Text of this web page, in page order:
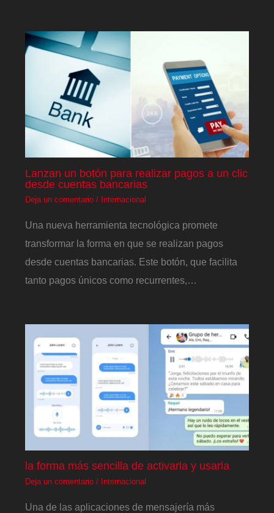
Lanzan un botón para realizar pagos a un clic
desde cuentas bancarias
Deja un comentario / Internacional
Una nueva herramienta tecnológica promete
transformar la forma en que se realizan pagos
desde cuentas bancarias. Este botón, que facilita
tanto pagos únicos como recurrentes,…
la forma más sencilla de activarla y usarla
Deja un comentario / Internacional
Una de las aplicaciones de mensajería más